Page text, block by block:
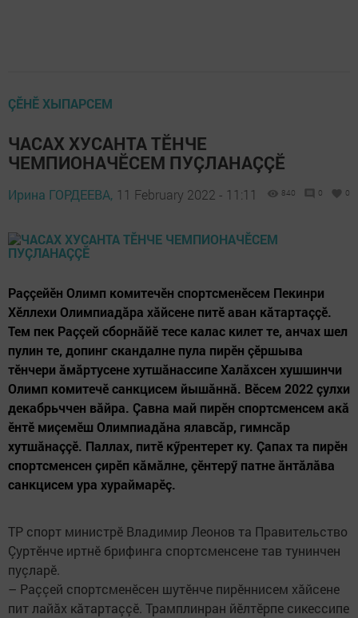
ÇӖНӖ ХЫПАРСЕМ
ЧАСАХ ХУСАНТА ТӖНЧЕ
ЧЕМПИОНАЧӖСЕМ ПУÇЛАНАÇÇӖ
Ирина ГОРДЕЕВА, 11 February 2022 - 11:11 840 0 0
Раççейӗн Олимп комитечӗн спортсменӗсем Пекинри
Хӗллехи Олимпиадăра хăйсене питӗ аван кăтартаççӗ.
Тем пек Раççей сборнăйӗ тесе калас килет те, анчах шел
пулин те, допинг скандалне пула пирӗн çӗршыва
тӗнчери ăмăртусене хутшăнассипе Халăхсен хушшинчи
Олимп комитечӗ санкцисем йышăннă. Вӗсем 2022 çулхи
декабрьччен вăйра. Çавна май пирӗн спортсменсем акă
ӗнтӗ миçемӗш Олимпиадăна ялавсăр, гимнсăр
хутшăнаççӗ. Паллах, питӗ кӳрентерет ку. Çапах та пирӗн
спортсменсен çирӗп кăмăлне, çӗнтерӳ патне ăнтăлăва
санкцисем ура хураймарӗç.
ТР спорт министрӗ Владимир Леонов та Правительство
Çуртӗнче иртнӗ брифинга спортсменсене тав тунинчен
пуçларӗ.
– Раççей спортсменӗсен шутӗнче пирӗннисем хăйсене
пит лайăх кăтартаççӗ. Трамплинран йӗлтӗрпе сикессипе